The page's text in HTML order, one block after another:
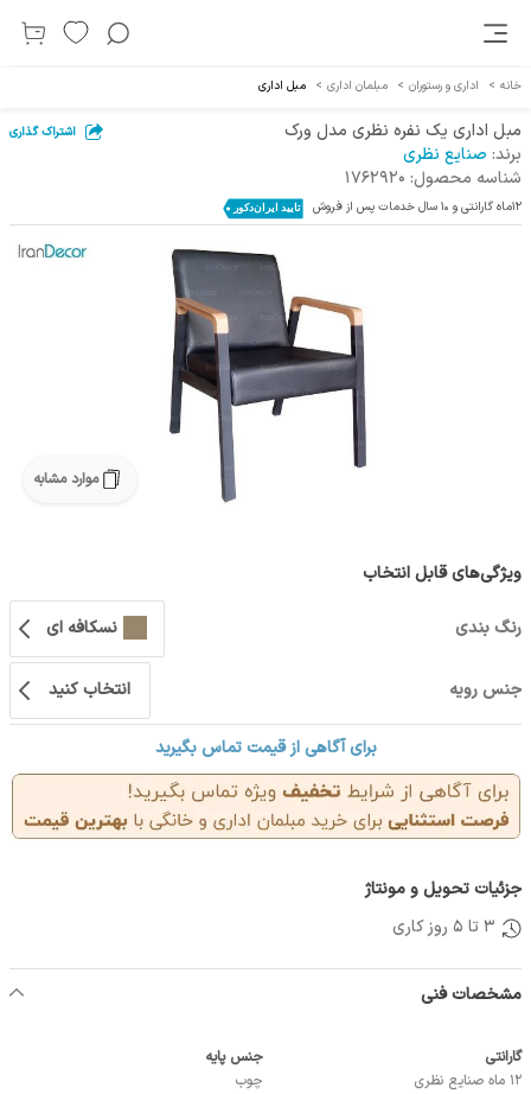
خانه > اداری و رستوران > مبلمان اداری > مبل اداری
مبل اداری یک نفره نظری مدل ورک اشتراک گذاری
برند: صنایع نظری
شناسه محصول: 1762920
12ماه گارانتی و 10 سال خدمات پس از فروش
موارد مشابه
ویژگی‌های قابل انتخاب
رنگ بندی نسکافه‌ ای
جنس رویه انتخاب کنید
برای آگاهی از قیمت تماس بگیرید
جزئیات تحویل و مونتاژ
3 تا 5 روز کاری
مشخصات فنی
گارانتی
12 ماه صنایع نظری
جنس پایه
چوب